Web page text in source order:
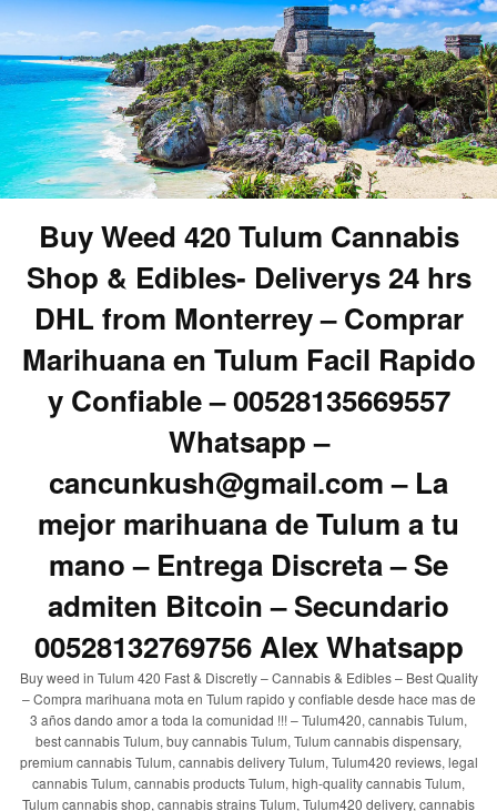
Buy Weed 420 Tulum Cannabis
Shop & Edibles- Deliverys 24 hrs
DHL from Monterrey – Comprar
Marihuana en Tulum Facil Rapido
y Confiable – 00528135669557
Whatsapp –
cancunkush@gmail.com – La
mejor marihuana de Tulum a tu
mano – Entrega Discreta – Se
admiten Bitcoin – Secundario
00528132769756 Alex Whatsapp
Buy weed in Tulum 420 Fast & Discretly – Cannabis & Edibles – Best Quality
– Compra marihuana mota en Tulum rapido y confiable desde hace mas de
3 años dando amor a toda la comunidad !!! – Tulum420, cannabis Tulum,
best cannabis Tulum, buy cannabis Tulum, Tulum cannabis dispensary,
premium cannabis Tulum, cannabis delivery Tulum, Tulum420 reviews, legal
cannabis Tulum, cannabis products Tulum, high-quality cannabis Tulum,
Tulum cannabis shop, cannabis strains Tulum, Tulum420 delivery, cannabis